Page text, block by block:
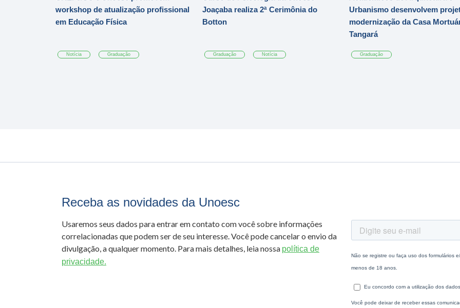
workshop de atualização profissional
em Educação Física
Notícia Graduação
Joaçaba realiza 2ª Cerimônia do
Botton
Graduação Notícia
Urbanismo desenvolvem
modernização da Casa
Tangará
Graduação
Receba as novidades da Unoesc
Usaremos seus dados para entrar em contato com você sobre informações
correlacionadas que podem ser de seu interesse. Você pode cancelar o envio da
divulgação, a qualquer momento. Para mais detalhes, leia nossa política de
privacidade.